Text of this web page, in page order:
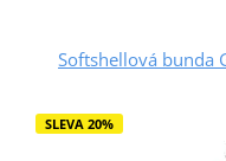
Softshellová bunda
SLEVA 20%